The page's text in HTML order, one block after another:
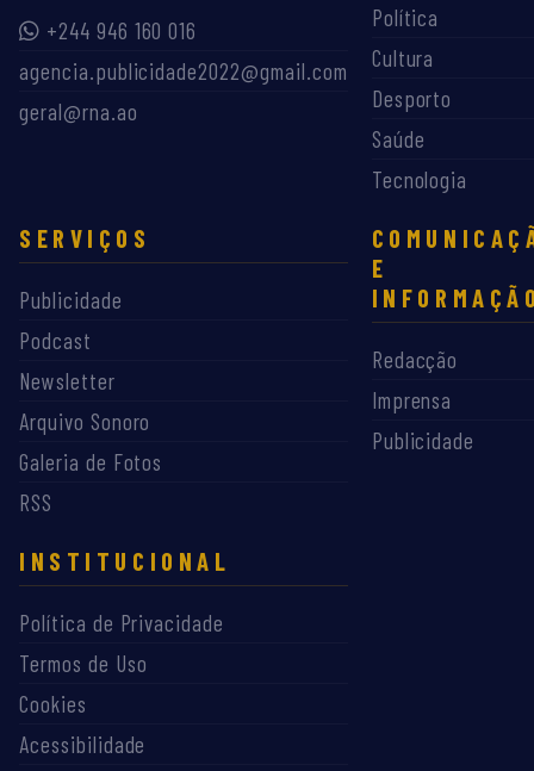
+244 946 160 016
agencia.publicidade2022@gmail.com
geral@rna.ao
Política
Cultura
Desporto
Saúde
Tecnologia
SERVIÇOS
Publicidade
Podcast
Newsletter
Arquivo Sonoro
Galeria de Fotos
RSS
E
Redacção
Imprensa
Publicidade
INSTITUCIONAL
Política de Privacidade
Termos de Uso
Cookies
Acessibilidade